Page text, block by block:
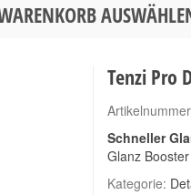
Tenzi Pro
Schneller
Glanz
Kategorie: